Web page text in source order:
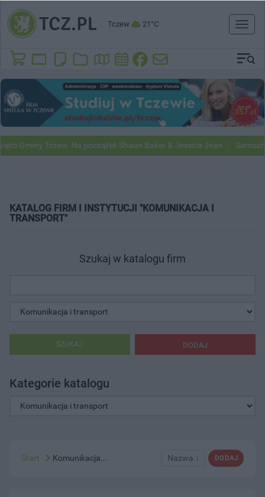
Tczew 21°C
Toggle
Gminy Tczew. Na początek Shaun Baker & Jessica Jean
KATALOG FIRM I INSTYTUCJI "KOMUNIKACJA I
TRANSPORT"
Szukaj w katalogu firm
DODAJ
SZUKAJ
Kategorie katalogu
DODAJ
Nazwa ↓
Start Komunikacja...